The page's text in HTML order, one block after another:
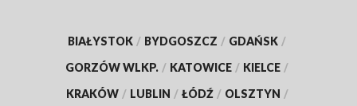
BIAŁYSTOK / BYDGOSZCZ / GDAŃSK /
GORZÓW WLKP. / KATOWICE / KIELCE /
KRAKÓW / LUBLIN / ŁÓDŹ / OLSZTYN /